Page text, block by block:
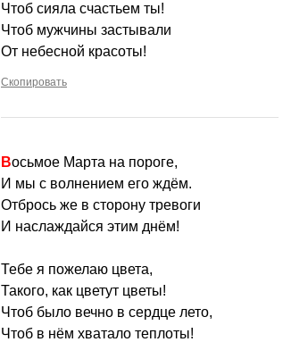
Чтоб сияла счастьем ты!
Чтоб мужчины застывали
От небесной красоты!
Скопировать
Bосьмое Марта на пороге,
И мы с волнением его ждём.
Отбрось же в сторону тревоги
И наслаждайся этим днём!
Тебе я пожелаю цвета,
Такого, как цветут цветы!
Чтоб было вечно в сердце лето,
Чтоб в нём хватало теплоты!